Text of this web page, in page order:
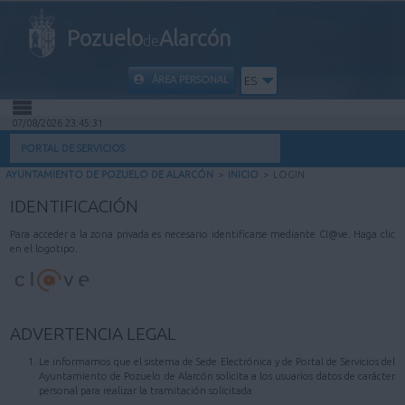
PozuelodeAlarcón
ÁREA PERSONAL ES
INICIO
MI CARPETA
INFORMACIÓN MUNICIPAL
AYUDA
07/08/2026 23:45:31
PORTAL DE SERVICIOS
AYUNTAMIENTO DE POZUELO DE ALARCÓN > INICIO > LOGIN
IDENTIFICACIÓN
Para acceder a la zona privada es necesario identificarse mediante Cl@ve. Haga clic
en el logotipo.
ADVERTENCIA LEGAL
Le informamos que el sistema de Sede Electrónica y de Portal de Servicios del
Ayuntamiento de Pozuelo de Alarcón solicita a los usuarios datos de carácter
personal para realizar la tramitación solicitada.